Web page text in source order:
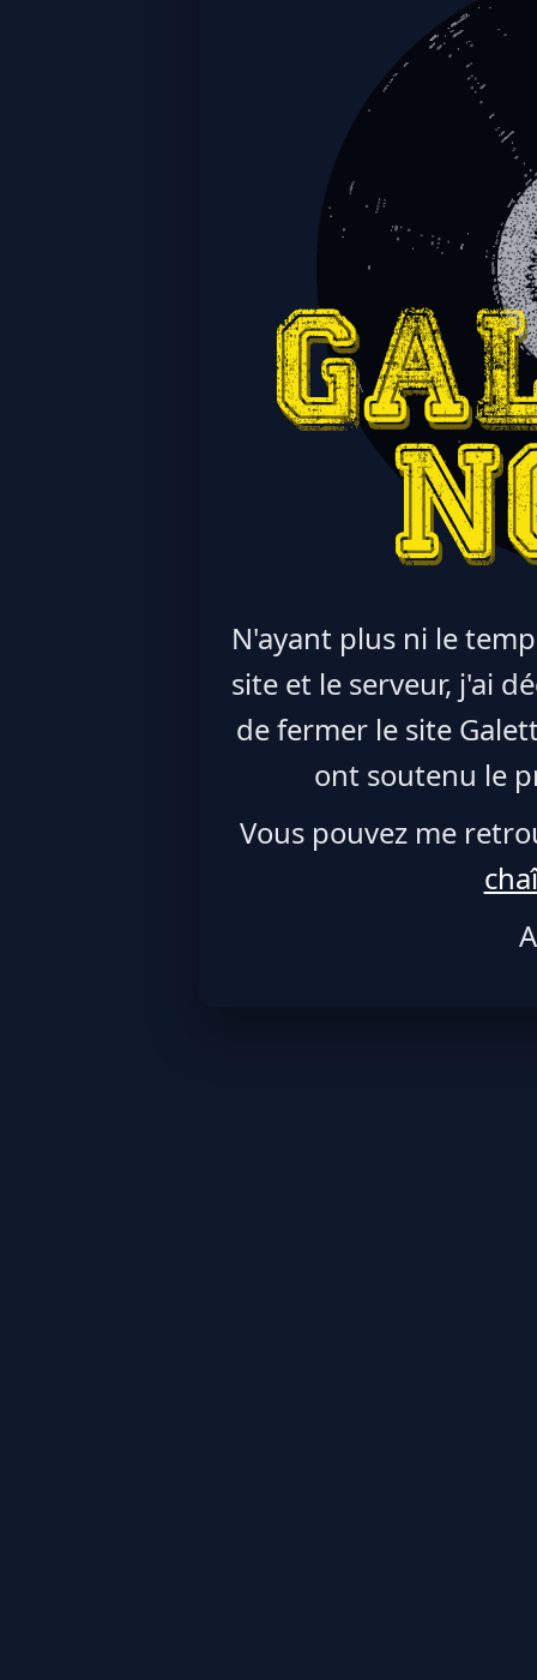
N'ayant plus ni le
site et le serveur, j'ai
de fermer le site
ont soutenu le
Vous pouvez me